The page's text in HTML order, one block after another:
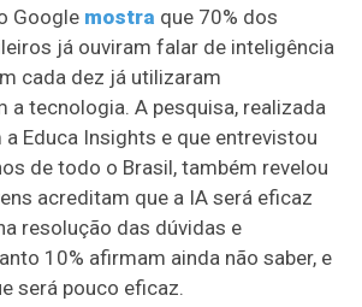
Google mostra que 70% dos
já ouviram falar de inteligência
cada dez já utilizaram
a tecnologia. A pesquisa, realizada
Educa Insights e que entrevistou
de todo o Brasil, também revelou
acreditam que a IA será eficaz
resolução das dúvidas e
10% afirmam ainda não saber, e
será pouco eficaz.